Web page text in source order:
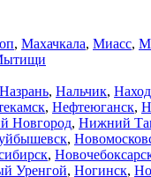
, Махачкала, Миасс,
Назрань, Нальчик,
, Нефтеюганск,
Новгород, Нижний
,
,
Уренгой, Ногинск,